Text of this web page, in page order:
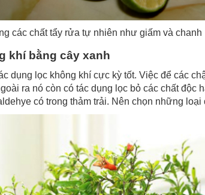
các chất tẩy rửa tự nhiên như giấm và chanh
khí bằng cây xanh
dụng lọc không khí cực kỳ tốt. Việc để các
ra nó còn có tác dụng lọc bỏ các chất độc
có trong thảm trải. Nên chọn những